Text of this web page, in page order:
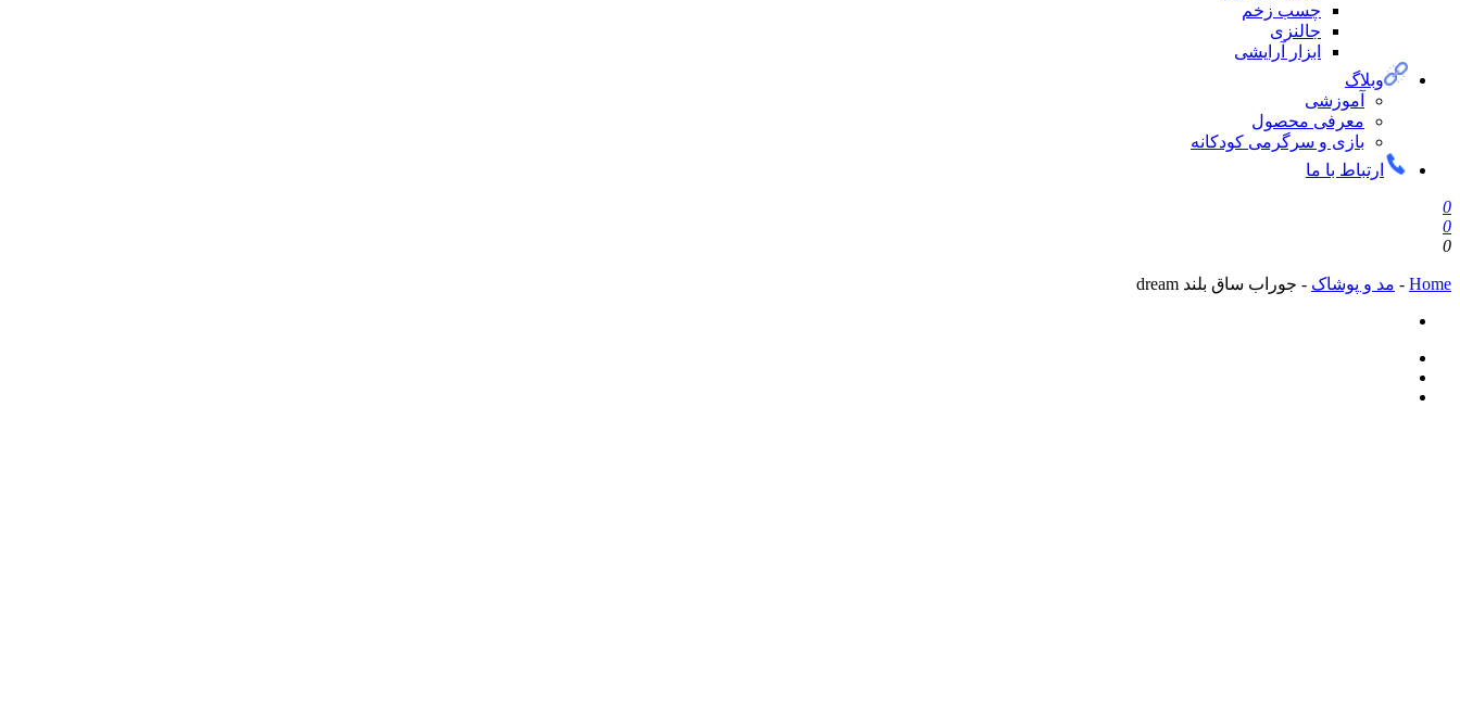
چسب زخم
جالنزی
ابزار آرایشی
وبلاگ
آموزشی
معرفی محصول
بازی و سرگرمی کودکانه
ارتباط با ما
0
0
0
Home
- مد و پوشاک - جوراب ساق بلند dream